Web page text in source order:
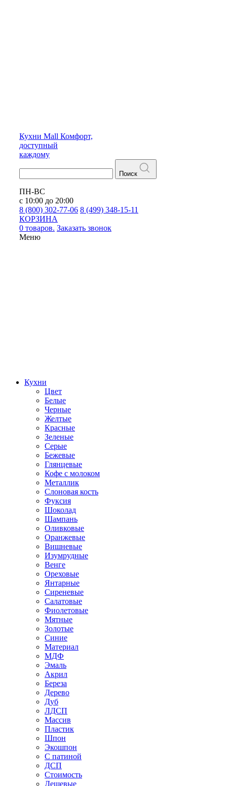
Кухни Mall Комфорт,
доступный
каждому
Поиск
ПН-ВС
с 10:00 до 20:00
8 (800) 302-77-06 8 (499) 348-15-11
КОРЗИНА
0 товаров. Заказать звонок
Меню
Кухни
Цвет
Белые
Черные
Желтые
Красные
Зеленые
Серые
Бежевые
Глянцевые
Кофе с молоком
Металлик
Слоновая кость
Фуксия
Шоколад
Шампань
Оливковые
Оранжевые
Вишневые
Изумрудные
Венге
Ореховые
Янтарные
Сиреневые
Салатовые
Фиолетовые
Мятные
Золотые
Синие
Материал
МДФ
Эмаль
Акрил
Береза
Дерево
Дуб
ЛДСП
Массив
Пластик
Шпон
Экошпон
С патиной
ДСП
Стоимость
Дешевые